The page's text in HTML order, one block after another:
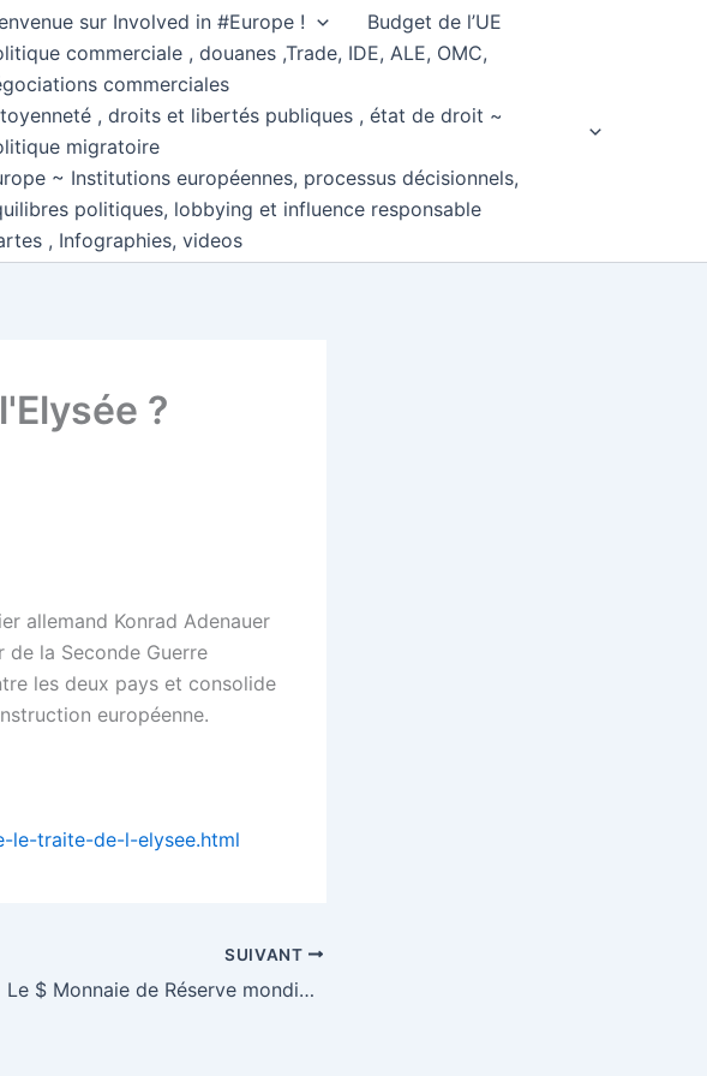
sur Involved in #Europe !
Budget de l’UE
commerciale , douanes ,Trade, IDE, ALE, OMC,
commerciales
, droits et libertés publiques , état de droit ~
migratoire
~ Institutions européennes, processus décisionnels,
politiques, lobbying et influence responsable
, Infographies, videos
?
allemand Konrad Adenauer
de la Seconde Guerre
les deux pays et consolide
européenne.
le-traite-de-l-elysee.html
SUIVANT
Le $ Monnaie de Réserve mondiale, quid du Yuan ou de l’Euro?